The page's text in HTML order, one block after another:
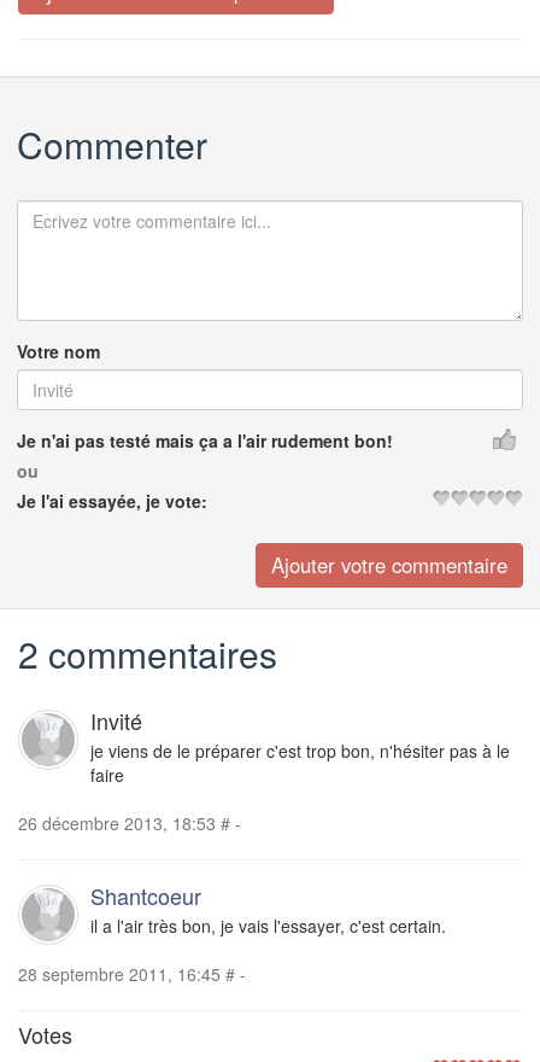
Commenter
Votre nom
Je n'ai pas testé mais ça a l'air rudement bon!
ou
Je l'ai essayée, je vote:
2 commentaires
Invité
je viens de le préparer c'est trop bon, n'hésiter pas à le
faire
26 décembre 2013, 18:53 # -
Shantcoeur
il a l'air très bon, je vais l'essayer, c'est certain.
28 septembre 2011, 16:45 # -
Votes